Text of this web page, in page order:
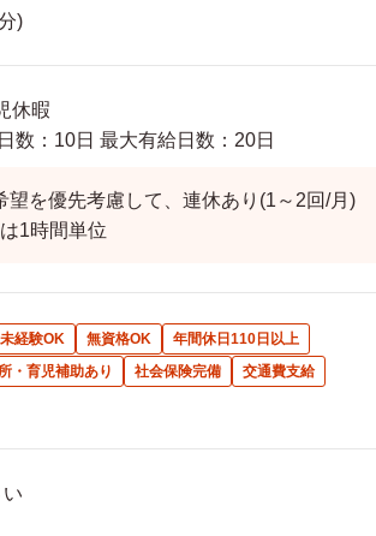
)
休暇
数：10日 最大有給日数：20日
を優先考慮して、連休あり(1～2回/月)
1時間単位
未経験OK 無資格OK
年間休日110日以上
・育児補助あり 社会保険完備
交通費支給